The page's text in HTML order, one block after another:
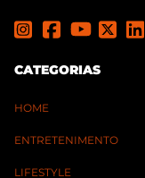
CATEGORIAS
HOME
ENTRETENIMENTO
LIFESTYLE